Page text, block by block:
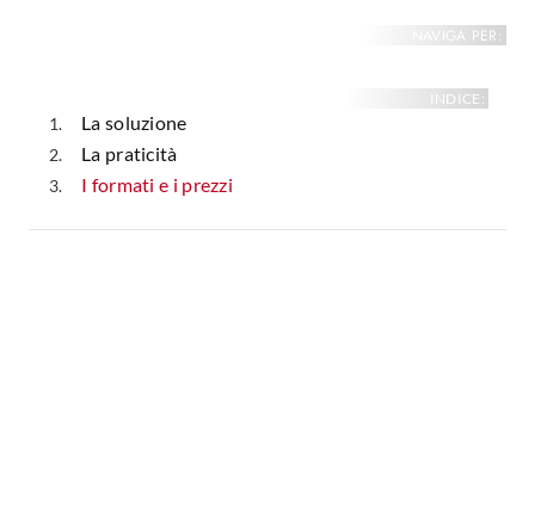
NAVIGA PER:
INDICE:
La soluzione
La praticità
I formati e i prezzi